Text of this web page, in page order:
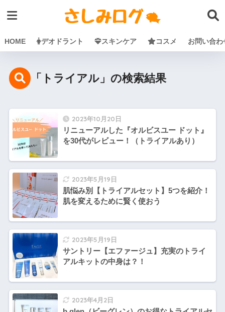
HOME デオドラント スキンケア コスメ お問い合わ
「トライアル」の検索結果
2023年10月20日
リニューアルした『オルビスユー ドット』
を30代がレビュー！（トライアルあり）
2023年5月19日
肌悩み別【トライアルセット】5つを紹介！
肌を変えるために賢く使おう
2023年5月19日
サントリー【エファージュ】充実のトライ
アルキットの中身は？！
2023年4月2日